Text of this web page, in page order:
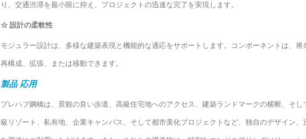
り、交通渋滞を最小限に抑え、プロジェクトの迅速な完了を実現します。
☆設計の柔軟性
モジュラー設計は、多様な建築表現と機能的な適応をサポートします。コンポーネントは、
再構成、拡張、または移動できます。
製品 応用
プレハブ鋼橋は、景観の良い歩道、高級住宅地へのアクセス、建築ランドマークの横断、そ
級リゾート、私有地、企業キャンパス、そして都市美化プロジェクトなど、独自のデザイン